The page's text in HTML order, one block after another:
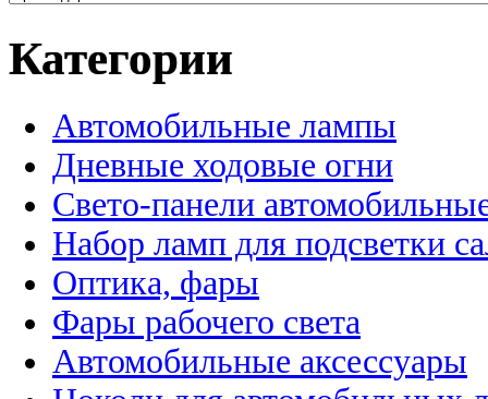
Категории
Автомобильные лампы
Дневные ходовые огни
Свето-панели
Набор ламп для подсветки
Оптика, фары
Фары рабочего света
Автомобильные аксессуары